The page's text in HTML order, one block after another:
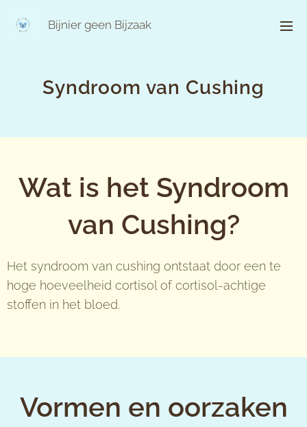
Bijnier geen Bijzaak
Syndroom van Cushing
Wat is het Syndroom
van Cushing?
Het syndroom van cushing ontstaat door een te
hoge hoeveelheid cortisol of cortisol-achtige
stoffen in het bloed.
Vormen en oorzaken